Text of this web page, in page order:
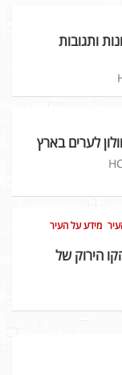
ותגובות
לערים בארץ
מידע על העיר
הירוק של